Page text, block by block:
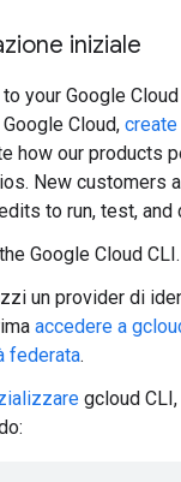
iniziale
your Google
Cloud, create
how our products
New customers
to run, test, and
the Google Cloud CLI.
un provider di
accedere a
federata.
gcloud